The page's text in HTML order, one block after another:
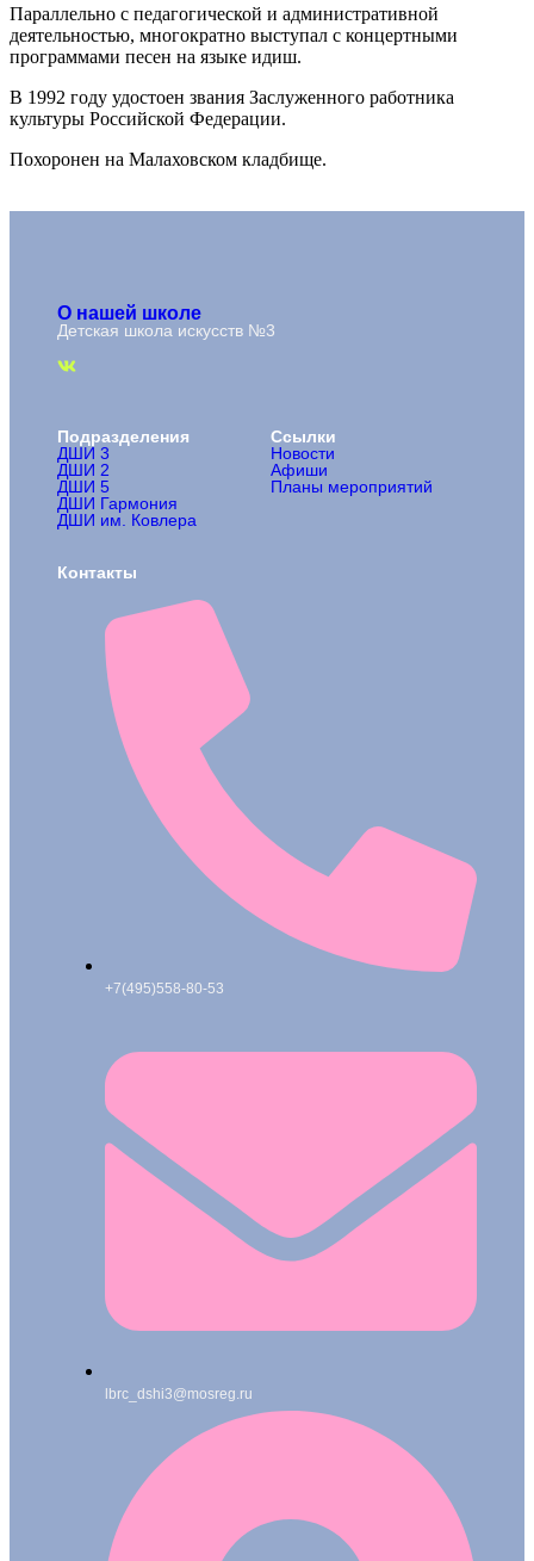
Параллельно с педагогической и административной
деятельностью, многократно выступал с концертными
программами песен на языке идиш.
В 1992 году удостоен звания Заслуженного работника
культуры Российской Федерации.
Похоронен на Малаховском кладбище.
О нашей школе
Детская школа искусств №3
Подразделения
ДШИ 3
ДШИ 2
ДШИ 5
ДШИ Гармония
ДШИ им. Ковлера
Ссылки
Новости
Афиши
Планы мероприятий
Контакты
+7(495)558-80-53
lbrc_dshi3@mosreg.ru